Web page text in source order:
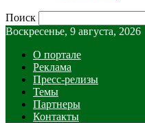
Поиск
Воскресенье, 9 августа, 2026
О портале
Реклама
Пресс-релизы
Темы
Партнеры
Контакты